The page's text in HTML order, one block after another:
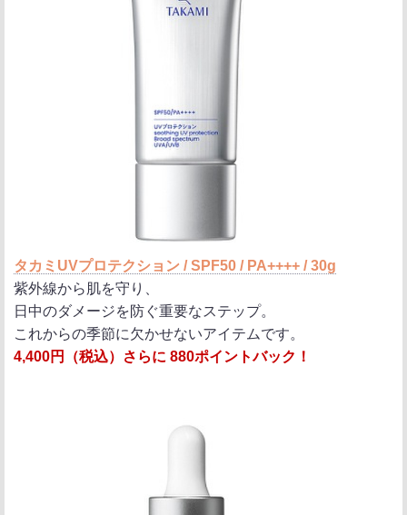
タカミUVプロテクション / SPF50 / PA++++ / 30g
紫外線から肌を守り、
日中のダメージを防ぐ重要なステップ。
これからの季節に欠かせないアイテムです。
4,400円（税込）さらに 880ポイントバック！